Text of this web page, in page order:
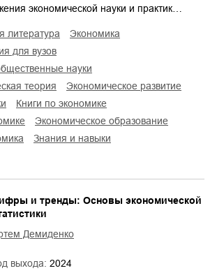
экономической науки и практик…
литература
экономика
для вузов
науки
теория
экономическое развитие
книги по экономике
экономическое образование
знания и навыки
и тренды: Основы экономической
Демиденко
выхода: 2024